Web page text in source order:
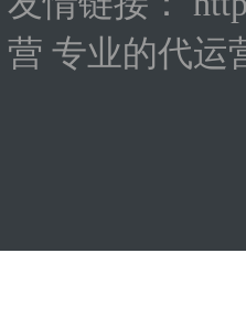
营 专业的代运